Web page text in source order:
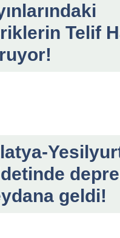
Telif
geldi!